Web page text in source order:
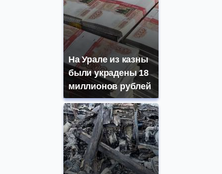
На Урале из казны
были украдены 18
миллионов рублей